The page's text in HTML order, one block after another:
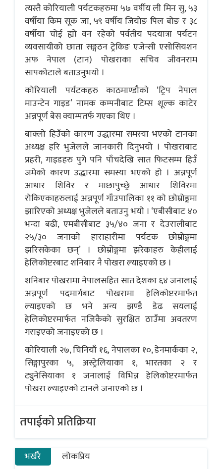
त्यस्तै कोरियाली पर्यटकहरुमा ५७ वर्षीय ली मिन सु, ५३
वर्षीया किम सूक जा, ५९ वर्षीय जियोङ पिल बोङ र ३८
वर्षीया चोई ह्यो वन रहेको पर्वतीय पदयात्रा पर्यटन
व्यवसायीको छाता सङ्गठन ट्रेकिङ एजेन्सी एसोसियशन
अफ नेपाल (टान) पोखराका सचिव जीवनराम
सापकोटाले बताउनुभयाे ।
कोरियाली पर्यटकहरु काठमाण्डाैकाे ‘ट्रिप नेपाल
माउन्टेन गाइड’ नामक कम्पनीबाट टिम्स शूल्क काटेर
अन्नपूर्ण बेस क्याम्पतर्फ गएका थिए ।
बाक्लो हिउँको कारण उद्धारमा समस्या भएको टानका
अध्यक्ष हरि भुजेलले जानकारी दिनुभयो । पोखराबाट
प्रहरी, गाइडहरु पुगे पनि पाँचदेखि सात फिटसम्म हिउँ
जमेको कारण उद्धारमा समस्या भएको हो । अन्नपूर्ण
आधार शिविर र माछापुच्छ्रे आधार शिविरमा
रोकिएकाहरुलाई अन्नपूर्ण गाँउपालिका ११ काे छोम्रोङ्गमा
झारिएको अध्यक्ष भुजेलले बताउनु भयाे । ‘एबीसीबाट ४०
भन्दा बढी, एमबीसीबाट ३५/४० जना र देउरालीबाट
२५/३० जनाको हाराहारीमा पर्यटक छोम्रोङ्गमा
झरिसकेका छन्’ । छोम्रोङ्गमा झरेकाहरु केहीलाई
हेलिकाेप्टरबाट शनिबार नै पोखरा ल्याइएको छ ।
शनिबार पोखरामा नेपालसहित सात देशका ६४ जनालाई
अन्नपूर्ण पदमार्गबाट पोखरामा हेलिकोप्टरमार्फत
ल्याइएको छ भने अन्य झण्डै डेढ सयलाई
हेलिकोप्टरमार्फत नजिकैको सुरक्षित ठाउँमा अवतरण
गराइएको जनाइएको छ ।
कोरियाली २७, चिनियाँ १६, नेपालका १०, डेनमार्कका २,
सिङ्गापुरका ५, अस्ट्रेलियाका १, भारतका २ र
ट्युनेसियाका १ जनालाई विभिन्न हेलिकोप्टरमार्फत
पोखरा ल्याइएको टानले जनाएको छ ।
तपाईको प्रतिक्रिया
भर्खरै
लोकप्रिय